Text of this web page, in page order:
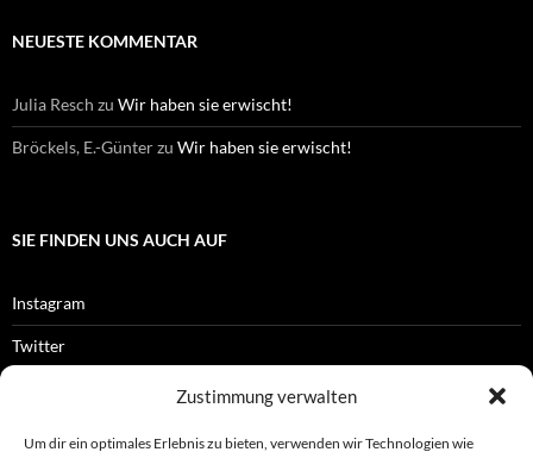
Zustimmung verwalten
Um dir ein optimales Erlebnis zu bieten, verwenden wir Technologien wie
NEUESTE KOMMENTAR
Julia Resch zu Wir haben sie erwischt!
Bröckels, E.-Günterzu Wir haben sie erwischt!
SIE FINDEN UNS AUCH AUF
Instagram
Twitter